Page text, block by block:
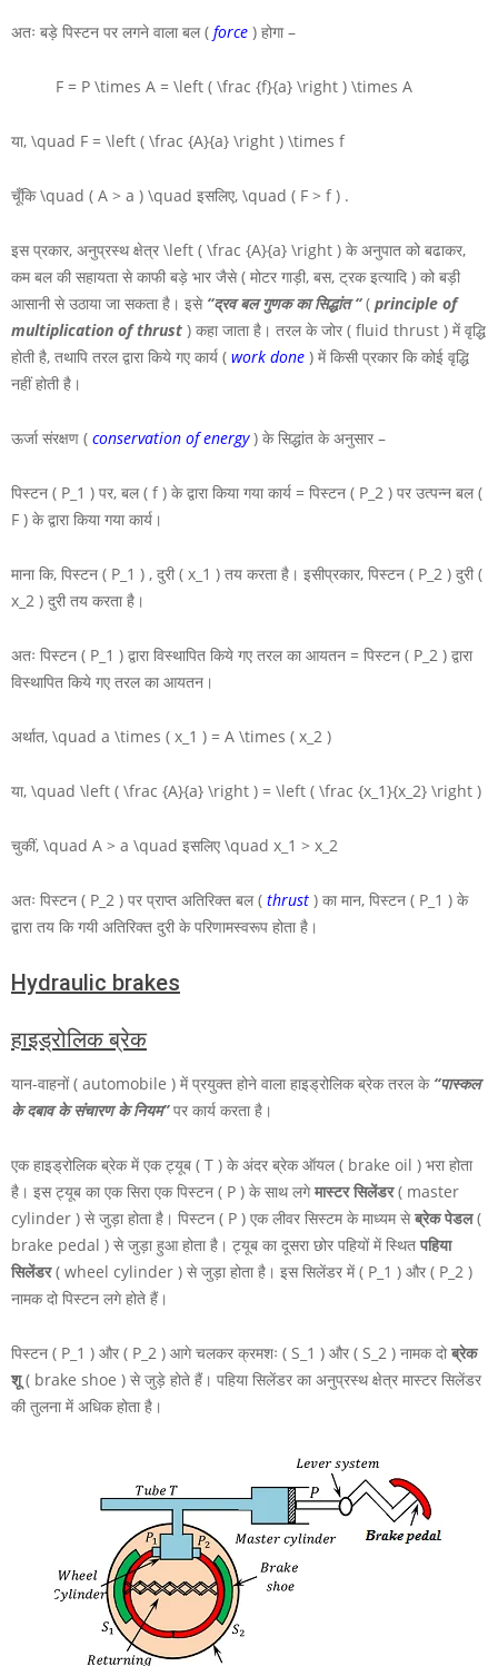
अतः बड़े पिस्टन पर लगने वाला बल ( force ) होगा –
F = P \times A = \left ( \frac {f}{a} \right ) \times A
या, \quad F = \left ( \frac {A}{a} \right ) \times f
चूँकि\quad ( A > a ) \quad इसलिए, \quad ( F > f ) .
इस प्रकार, अनुप्रस्थ क्षेत्र \left ( \frac {A}{a} \right ) के अनुपात को बढाकर,
कम बल की सहायता से काफी बड़े भार जैसे ( मोटर गाड़ी, बस, ट्रक इत्यादि ) को बड़ी
आसानी से उठाया जा सकता है। इसे “द्रव बल गुणक का सिद्धांत “( principle of
multiplication of thrust ) कहा जाता है। तरल के जोर ( fluid thrust ) में वृद्धि
होती है, तथापि तरल द्वारा किये गए कार्य ( work done ) में किसी प्रकार कि कोई वृद्धि
नहीं होती है।
ऊर्जा संरक्षण ( conservation of energy) के सिद्धांत के अनुसार –
पिस्टन ( P_1 ) पर, बल( f ) के द्वारा किया गया कार्य = पिस्टन ( P_2 ) पर उत्पन्न बल(
F ) के द्वारा किया गया कार्य।
माना कि, पिस्टन ( P_1 ) , दुरी( x_1 ) तय करता है। इसीप्रकार, पिस्टन ( P_2 ) दुरी(
x_2 ) दुरी तय करता है।
अतः पिस्टन ( P_1 ) द्वारा विस्थापित किये गए तरल का आयतन = पिस्टन ( P_2 ) द्वारा
विस्थापित किये गए तरल का आयतन।
अर्थात, \quad a \times ( x_1 ) = A \times ( x_2 )
या, \quad \left ( \frac {A}{a} \right ) = \left ( \frac {x_1}{x_2} \right )
चुकीं, \quad A > a \quad इसलिए \quad x_1 > x_2
अतः पिस्टन ( P_2 ) पर प्राप्त अतिरिक्त बल ( thrust ) का मान, पिस्टन ( P_1 ) के
द्वारा तय कि गयी अतिरिक्त दुरी के परिणामस्वरूप होता है।
Hydraulic brakes
हाइड्रोलिक ब्रेक
यान-वाहनों ( automobile ) में प्रयुक्त होने वाला हाइड्रोलिक ब्रेक तरल के “पास्कल
के दबाव के संचारण के नियम”पर कार्य करता है।
एक हाइड्रोलिक ब्रेक में एक ट्यूब ( T ) के अंदर ब्रेक ऑयल ( brake oil ) भरा होता
है। इस ट्यूब का एक सिरा एक पिस्टन ( P ) के साथ लगेमास्टर सिलेंडर( master
cylinder ) से जुड़ा होता है। पिस्टन ( P ) एक लीवर सिस्टम के माध्यम सेब्रेक पेडल(
brake pedal ) से जुड़ा हुआ होता है। ट्यूब का दूसरा छोर पहियों में स्थित पहिया
सिलेंडर( wheel cylinder ) से जुड़ा होता है। इस सिलेंडर में( P_1 ) और ( P_2 )
नामक दो पिस्टन लगे होते हैं।
पिस्टन ( P_1 ) और ( P_2 ) आगे चलकर क्रमशः ( S_1 ) और ( S_2 ) नामक दोब्रेक
शू( brake shoe ) से जुड़े होते हैं। पहिया सिलेंडर का अनुप्रस्थ क्षेत्र मास्टर सिलेंडर
की तुलना में अधिक होता है।